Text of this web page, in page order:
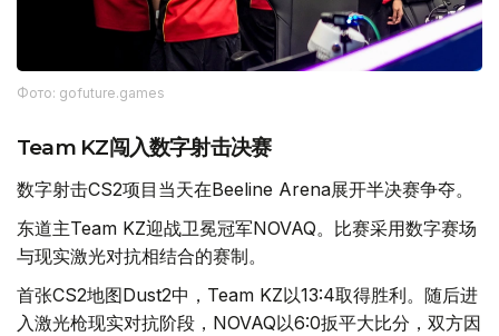
Фото: gofuture.games
Team KZ闯入数字射击决赛
数字射击CS2项目当天在Beeline Arena展开半决赛争夺。
东道主Team KZ迎战卫冕冠军NOVAQ。比赛采用数字赛场
与现实激光对抗相结合的赛制。
首张CS2地图Dust2中，Team KZ以13:4取得胜利。随后进
入激光枪现实对抗阶段，NOVAQ以6:0扳平大比分，双方因